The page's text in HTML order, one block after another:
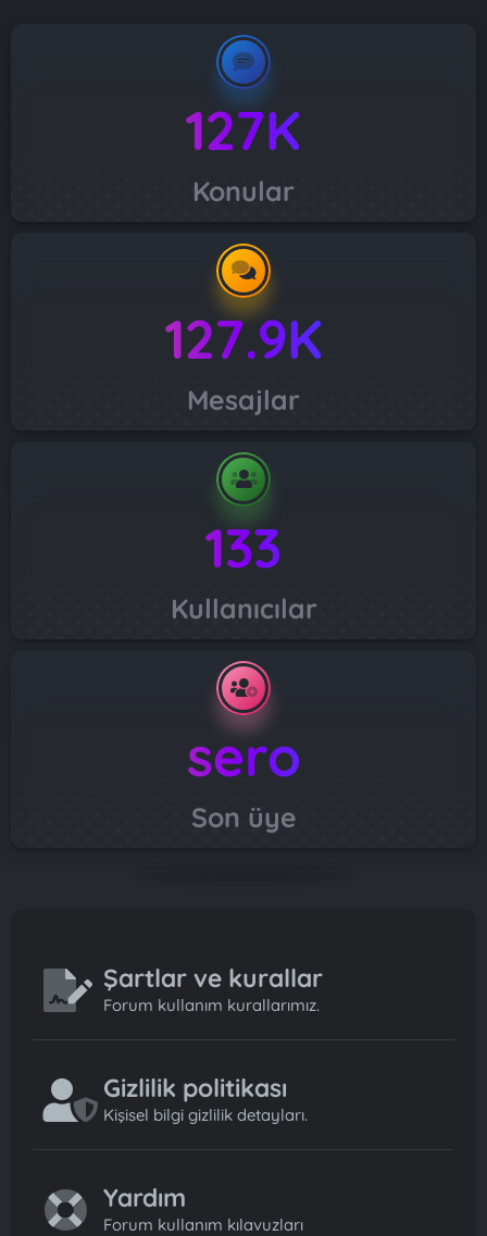
127K
Konular
127.9K
Mesajlar
133
Kullanıcılar
sero
Son üye
Şartlar ve kurallar
Forum kullanım kurallarımız.
Gizlilik politikası
Kişisel bilgi gizlilik detayları.
Yardım
Forum kullanım kılavuzları